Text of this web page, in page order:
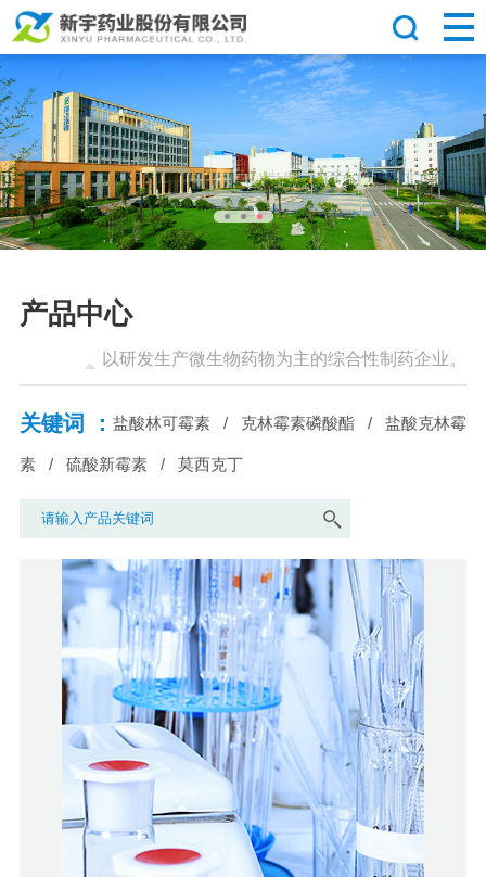
产品中心
以研发生产微生物药物为主的综合性制药企业。
关键词 ： 盐酸林可霉素/ 克林霉素磷酸酯 / 盐酸克林霉
素/ 硫酸新霉素/ 莫西克丁